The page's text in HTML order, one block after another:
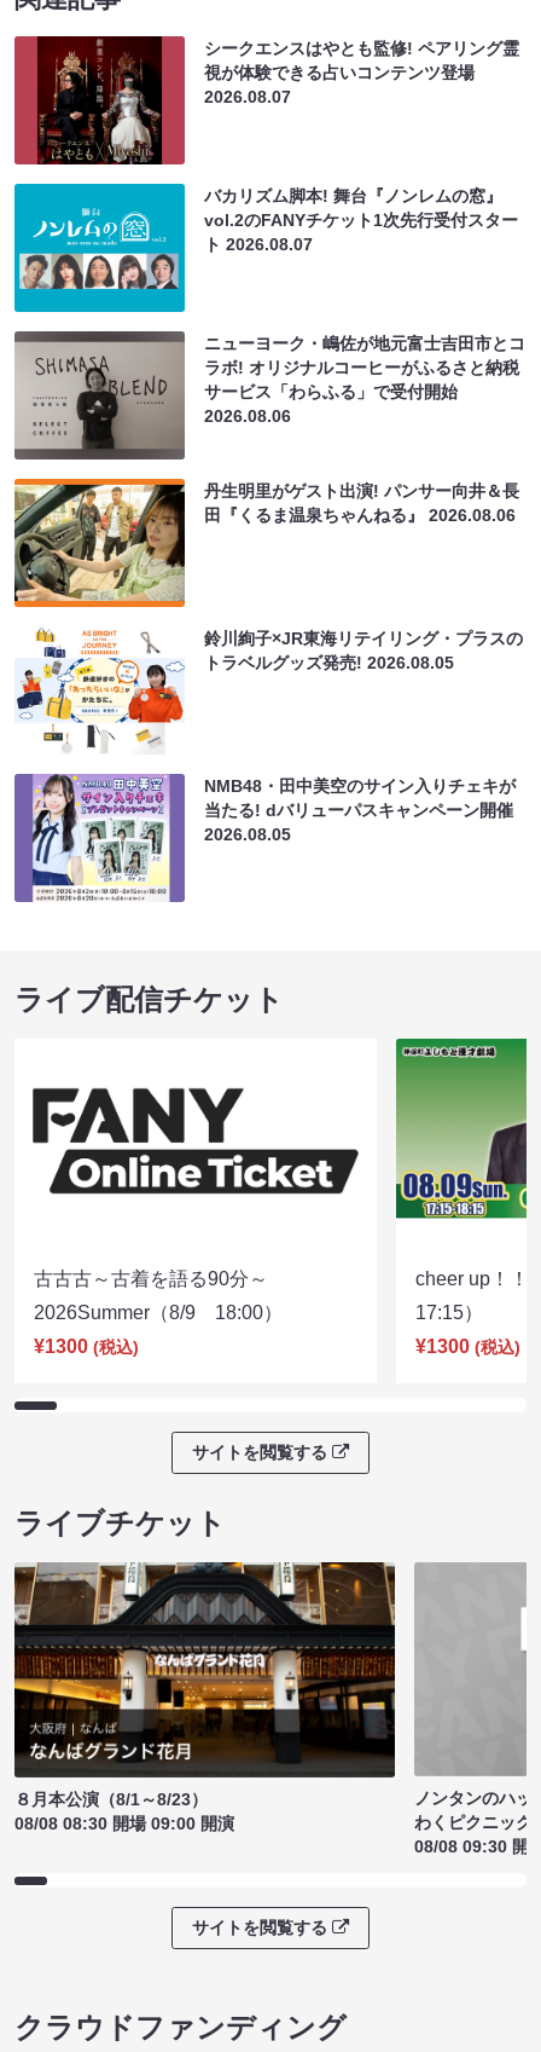
シークエンスはやとも監修! ペアリング霊
視が体験できる占いコンテンツ登場
2026.08.07
バカリズム脚本! 舞台『ノンレムの窓』
vol.2のFANYチケット1次先行受付スター
ト2026.08.07
ニューヨーク・嶋佐が地元富士吉田市とコ
ラボ! オリジナルコーヒーがふるさと納税
サービス「わらふる」で受付開始
2026.08.06
丹生明里がゲスト出演! パンサー向井＆長
田『くるま温泉ちゃんねる』2026.08.06
鈴川絢子×JR東海リテイリング・プラスの
トラベルグッズ発売!2026.08.05
NMB48・田中美空のサイン入りチェキが
当たる! dバリューパスキャンペーン開催
2026.08.05
ライブ配信チケット
古古古～古着を語る90分～
2026Summer（8/9 18:00）
¥1300 (税込)
cheer up！
17:15）
¥1300 (税込)
サイトを閲覧する
ライブチケット
８月本公演（8/1～8/23）
08/08 08:30 開場 09:00 開演
ノンタンのハッ
わくピクニック
08/08 09:30 開
サイトを閲覧する
クラウドファンディング